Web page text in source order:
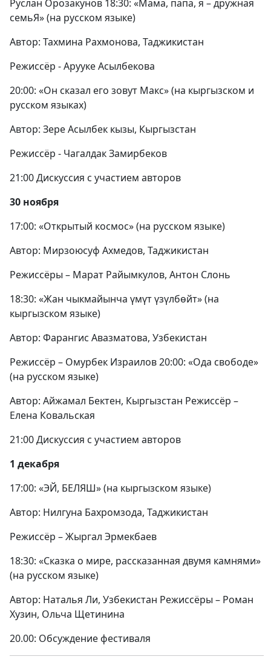
Руслан Орозакунов 18:30: «Мама, папа, я – дружная
семьЯ» (на русском языке)
Автор: Тахмина Рахмонова, Таджикистан
Режиссёр - Арууке Асылбекова
20:00: «Он сказал его зовут Макс» (на кыргызском и
русском языках)
Автор: Зере Асылбек кызы, Кыргызстан
Режиссёр - Чагалдак Замирбеков
21:00 Дискуссия с участием авторов
30 ноября
17:00: «Открытый космос» (на русском языке)
Автор: Мирзоюсуф Ахмедов, Таджикистан
Режиссёры – Марат Райымкулов, Антон Слонь
18:30: «Жан чыкмайынча үмүт үзүлбөйт» (на
кыргызском языке)
Автор: Фарангис Авазматова, Узбекистан
Режиссёр – Омурбек Израилов 20:00: «Ода свободе»
(на русском языке)
Автор: Айжамал Бектен, Кыргызстан Режиссёр –
Елена Ковальская
21:00 Дискуссия с участием авторов
1 декабря
17:00: «ЭЙ, БЕЛЯШ» (на кыргызском языке)
Автор: Нилгуна Бахромзода, Таджикистан
Режиссёр – Жыргал Эрмекбаев
18:30: «Сказка о мире, рассказанная двумя камнями»
(на русском языке)
Автор: Наталья Ли, Узбекистан Режиссёры – Роман
Хузин, Ольча Щетинина
20.00: Обсуждение фестиваля